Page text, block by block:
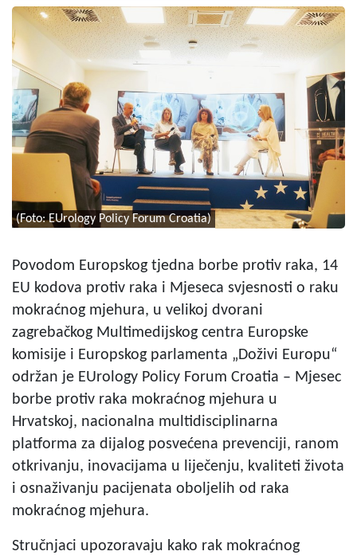
(Foto: EUrology Policy Forum Croatia)
Povodom Europskog tjedna borbe protiv raka, 14
EU kodova protiv raka i Mjeseca svjesnosti o raku
mokraćnog mjehura, u velikoj dvorani
zagrebačkog Multimedijskog centra Europske
komisije i Europskog parlamenta „Doživi Europu“
održan je EUrology Policy Forum Croatia – Mjesec
borbe protiv raka mokraćnog mjehura u
Hrvatskoj, nacionalna multidisciplinarna
platforma za dijalog posvećena prevenciji, ranom
otkrivanju, inovacijama u liječenju, kvaliteti života
i osnaživanju pacijenata oboljelih od raka
mokraćnog mjehura.
Stručnjaci upozoravaju kako rak mokraćnog